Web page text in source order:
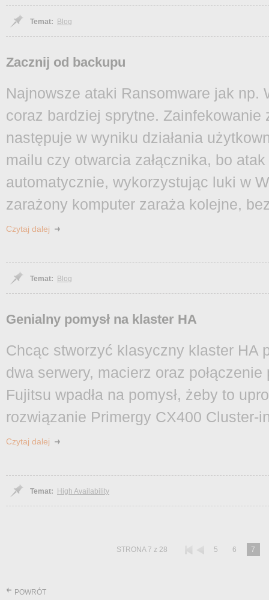
Temat: Blog
Zacznij od backupu
Najnowsze ataki Ransomware jak np.
coraz bardziej sprytne. Zainfekowanie
następuje w wyniku działania
mailu czy otwarcia załącznika, bo
automatycznie, wykorzystując luki w
zarażony komputer zaraża kolejne,
Czytaj dalej
Temat: Blog
Genialny pomysł na klaster HA
Chcąc stworzyć klasyczny klaster HA
dwa serwery, macierz oraz
Fujitsu wpadła na pomysł, żeby to
rozwiązanie Primergy CX400 Cluster-
Czytaj dalej
Temat: High Availability
STRONA 7 z 28 5 6 7
POWRÓT